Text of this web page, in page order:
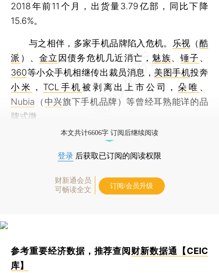
2018年前11个月，出货量3.79亿部，同比下降
15.6%。
与之相伴，多家手机品牌陷入危机。 乐视 （酷
派 ）、金立因债务危机几近消亡， 魅族、锤子 、
360等小众手机相继传出裁员消息， 美图手机投奔
小米
， TCL手机被剥离出上市公司， 朵唯 、
Nubia （ 中兴旗下手机品牌）等曾经耳熟能详的品
牌式微。
本文共计6606字 订阅后继续阅读
登录 后获取已订阅的阅读权限
财新通会员
可畅读全文
订阅/会员升级
参考重要经济数据，推荐查阅财新数据通【CEIC
库】